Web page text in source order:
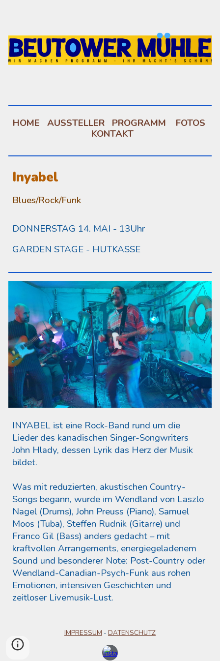
HOME AUSSTELLER PROGRAMM
FOTOS
KONTAKT
Inyabel
Blues/Rock/Funk
DONNERSTAG 14. MAI - 13Uhr
GARDEN STAGE - HUTKASSE
INYABEL ist eine Rock-Band rund um die
Lieder des kanadischen Singer-Songwriters
John Hlady, dessen Lyrik das Herz der Musik
bildet.
Was mit reduzierten, akustischen Country-
Songs begann, wurde im Wendland von Laszlo
Nagel (Drums), John Preuss (Piano), Samuel
Moos (Tuba), Steffen Rudnik (Gitarre) und
Franco Gil (Bass) anders gedacht – mit
kraftvollen Arrangements, energiegeladenem
Sound und besonderer Note: Post-Country oder
Wendland-Canadian-Psych-Funk aus rohen
Emotionen, intensiven Geschichten und
zeitloser Livemusik-Lust.
IMPRESSUM - DATENSCHUTZ